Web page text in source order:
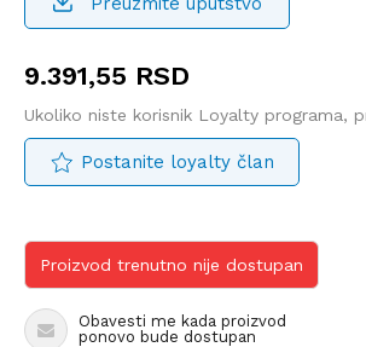
9.391,55 RSD
Ukoliko niste korisnik Loyalty programa,
Postanite loyalty član
Proizvod trenutno nije dostupan
Obavesti me kada proizvod
ponovo bude dostupan